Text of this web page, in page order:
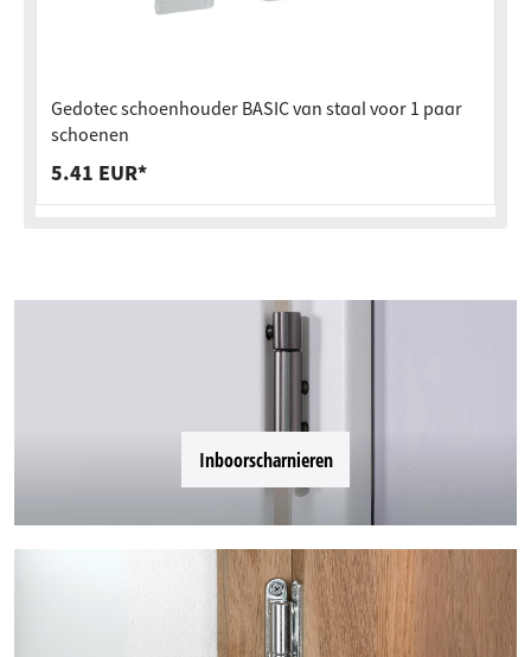
Gedotec schoenhouder BASIC van staal voor 1 paar
schoenen
5.41 EUR*
Inboorscharnieren